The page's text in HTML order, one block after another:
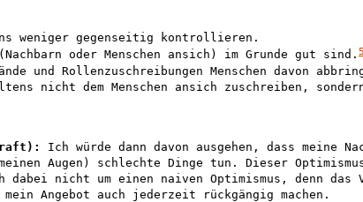
weniger gegenseitig kontrollieren.
oder Menschen ansich) im Grunde gut sind. 5
und Rollenzuschreibungen Menschen davon
nicht dem Menschen ansich zuschreiben,
Ich würde dann davon ausgehen, dass meine
Augen) schlechte Dinge tun. Dieser
nicht um einen naiven Optimismus, denn
Angebot auch jederzeit rückgängig machen.